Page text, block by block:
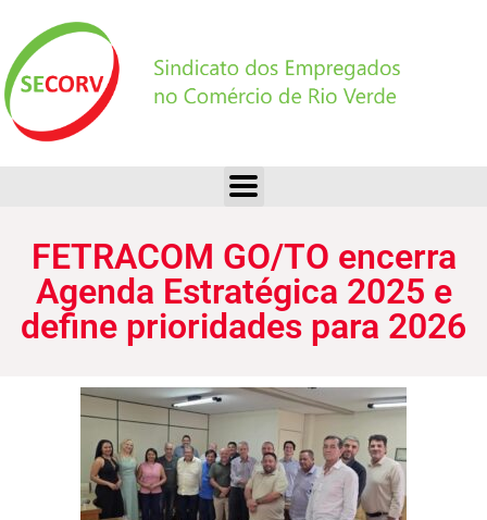
FETRACOM GO/TO encerra
Agenda Estratégica 2025 e
define prioridades para 2026